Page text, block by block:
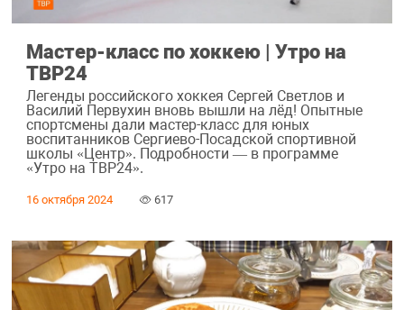
Мастер-класс по хоккею | Утро на
ТВР24
Легенды российского хоккея Сергей Светлов и
Василий Первухин вновь вышли на лёд! Опытные
спортсмены дали мастер-класс для юных
воспитанников Сергиево-Посадской спортивной
школы «Центр». Подробности — в программе
«Утро на ТВР24».
16 октября 2024 617